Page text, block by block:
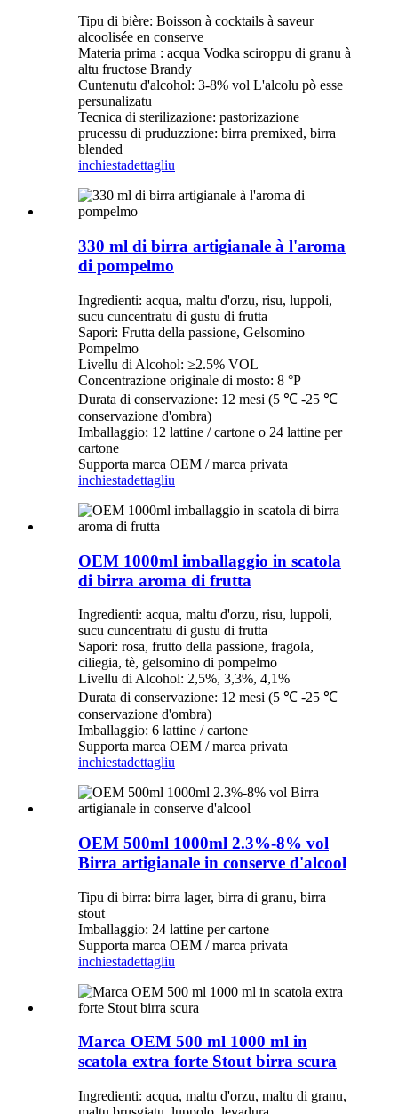
Tipu di bière: Boisson à cocktails à saveur
alcoolisée en conserve
Materia prima : acqua Vodka sciroppu di granu à
altu fructose Brandy
Cuntenutu d'alcohol: 3-8% vol L'alcolu pò esse
persunalizatu
Tecnica di sterilizazione: pastorizazione
prucessu di pruduzzione: birra premixed, birra
blended
inchiestadettagliu
330 ml di birra artigianale à l'aroma
di pompelmo
Ingredienti: acqua, maltu d'orzu, risu, luppoli,
sucu cuncentratu di gustu di frutta
Sapori: Frutta della passione, Gelsomino
Pompelmo
Livellu di Alcohol: ≥2.5% VOL
Concentrazione originale di mosto: 8 °P
Durata di conservazione: 12 mesi (5 ℃ -25 ℃
conservazione d'ombra)
Imballaggio: 12 lattine / cartone o 24 lattine per
cartone
Supporta marca OEM / marca privata
inchiestadettagliu
OEM 1000ml imballaggio in scatola
di birra aroma di frutta
Ingredienti: acqua, maltu d'orzu, risu, luppoli,
sucu cuncentratu di gustu di frutta
Sapori: rosa, frutto della passione, fragola,
ciliegia, tè, gelsomino di pompelmo
Livellu di Alcohol: 2,5%, 3,3%, 4,1%
Durata di conservazione: 12 mesi (5 ℃ -25 ℃
conservazione d'ombra)
Imballaggio: 6 lattine / cartone
Supporta marca OEM / marca privata
inchiestadettagliu
OEM 500ml 1000ml 2.3%-8% vol
Birra artigianale in conserve d'alcool
Tipu di birra: birra lager, birra di granu, birra
stout
Imballaggio: 24 lattine per cartone
Supporta marca OEM / marca privata
inchiestadettagliu
Marca OEM 500 ml 1000 ml in
scatola extra forte Stout birra scura
Ingredienti: acqua, maltu d'orzu, maltu di granu,